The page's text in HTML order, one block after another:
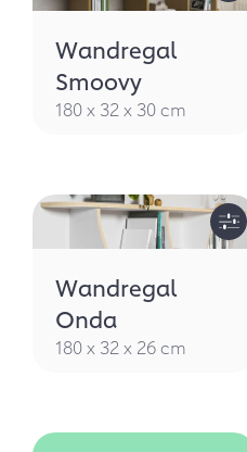
Wandregal
Smoovy
180 x 32 x 30 cm
Wandregal
Onda
180 x 32 x 26 cm